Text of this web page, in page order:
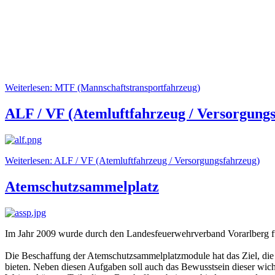
Weiterlesen: MTF (Mannschaftstransportfahrzeug)
ALF / VF (Atemluftfahrzeug /
Weiterlesen: ALF / VF (Atemluftfahrzeug / Versorgungsfahrzeug)
Atemschutzsammelplatz
Im Jahr 2009 wurde durch den Landesfeuerwehrverband
Die Beschaffung der Atemschutzsammelplatzmodule hat das Ziel,
bieten. Neben diesen Aufgaben soll auch das Bewusstsein dieser